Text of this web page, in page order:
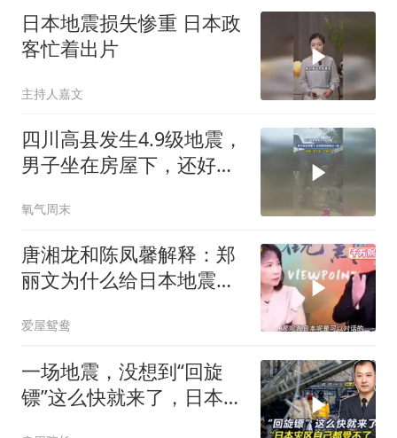
日本地震损失惨重 日本政
客忙着出片
主持人嘉文
四川高县发生4.9级地震，
男子坐在房屋下，还好跑
氧气周末
唐湘龙和陈凤馨解释：郑
丽文为什么给日本地震捐
爱屋鸳鸯
一场地震，没想到“回旋
镖”这么快就来了，日本灾